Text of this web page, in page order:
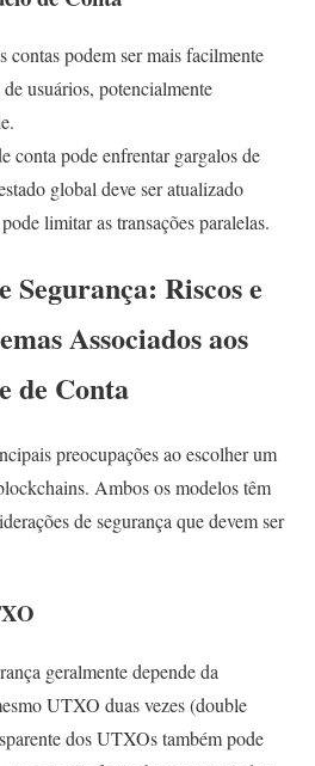
contas podem ser mais facilmente
usuários, potencialmente
conta pode enfrentar gargalos de
global deve ser atualizado
limitar as transações paralelas.
Segurança: Riscos e
Associados aos
de Conta
preocupações ao escolher um
Ambos os modelos têm
de segurança que devem ser
geralmente depende da
UTXO duas vezes (double
dos UTXOs também pode